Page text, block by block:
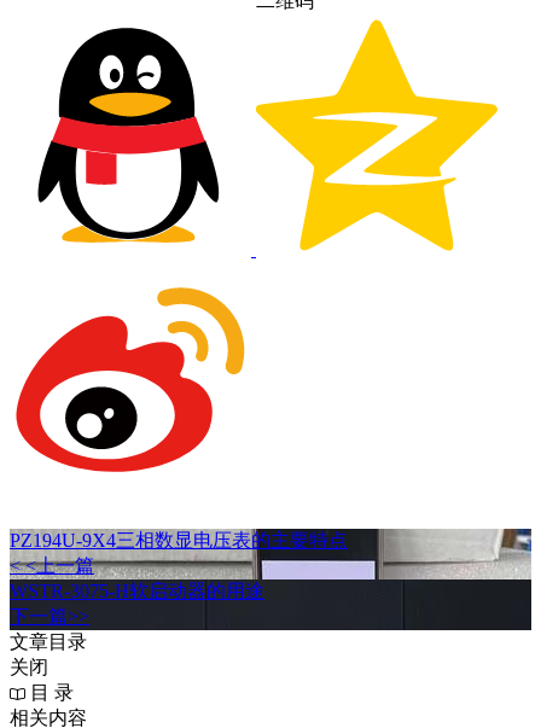
PZ194U-9X4三相数显电压表的主要特点
< <上一篇
WSTR-3075-H软启动器的用途
下一篇>>
文章目录
关闭
目 录
相关内容